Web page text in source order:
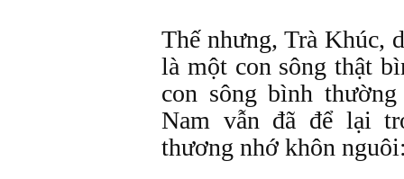
Thế nhưng, Trà Khúc,
là một con sông thật
con sông bình
Nam vẫn đã để lại
thương nhớ khôn